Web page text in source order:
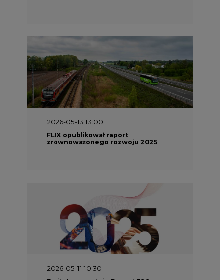
2026-05-13 13:00
FLIX opublikował raport
zrównoważonego rozwoju 2025
2026-05-11 10:30